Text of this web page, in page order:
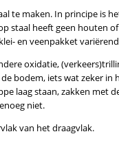
te maken. In principe is
staal heeft geen houten
en veenpakket
oxidatie,
bodem, iets wat zeker in
laag staan, zakken met
niet.
van het draagvlak.